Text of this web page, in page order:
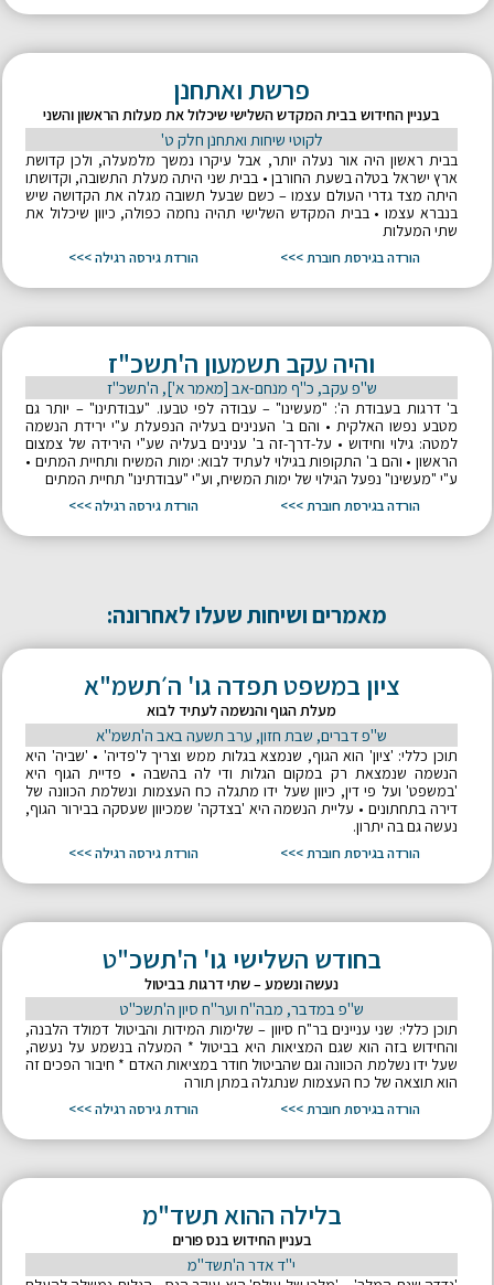
פרשת ואתחנן
בעניין החידוש בבית המקדש השלישי שיכלול את מעלות הראשון והשני
לקוטי שיחות ואתחנן חלק ט'
בבית ראשון היה אור נעלה יותר, אבל עיקרו נמשך מלמעלה, ולכן קדושת
ארץ ישראל בטלה בשעת החורבן • בבית שני היתה מעלת התשובה, וקדושתו
היתה מצד גדרי העולם עצמו – כשם שבעל תשובה מגלה את הקדושה שיש
בנברא עצמו • בבית המקדש השלישי תהיה נחמה כפולה, כיוון שיכלול את
שתי המעלות
הורדה בגירסת חוברת >>> הורדת גירסה רגילה >>>
והיה עקב תשמעון ה'תשכ"ז
ש"פ עקב, כ"ף מנחם-אב [מאמר א'], ה'תשכ"ז
ב' דרגות בעבודת ה': "מעשינו" – עבודה לפי טבעו. "עבודתינו" – יותר גם
מטבע נפשו האלקית • והם ב' הענינים בעליה הנפעלת ע"י ירידת הנשמה
למטה: גילוי וחידוש • על-דרך-זה ב' ענינים בעליה שע"י הירידה של צמצום
הראשון • והם ב' התקופות בגילוי לעתיד לבוא: ימות המשיח ותחיית המתים •
ע"י "מעשינו" נפעל הגילוי של ימות המשיח, וע"י "עבודתינו" תחיית המתים
הורדה בגירסת חוברת >>> הורדת גירסה רגילה >>>
מאמרים ושיחות שעלו לאחרונה:
ציון במשפט תפדה גו' ה׳תשמ"א
מעלת הגוף והנשמה לעתיד לבוא
ש"פ דברים, שבת חזון, ערב תשעה באב ה'תשמ"א
תוכן כללי: 'ציון' הוא הגוף, שנמצא בגלות ממש וצריך ל'פדיה' • 'שביה' היא
הנשמה שנמצאת רק במקום הגלות ודי לה בהשבה • פדיית הגוף היא
'במשפט' ועל פי דין, כיוון שעל ידו מתגלה כח העצמות ונשלמת הכוונה של
דירה בתחתונים • עליית הנשמה היא 'בצדקה' שמכיוון שעסקה בבירור הגוף,
נעשה גם בה יתרון.
הורדה בגירסת חוברת >>> הורדת גירסה רגילה >>>
בחודש השלישי גו' ה'תשכ"ט
נעשה ונשמע – שתי דרגות בביטול
ש"פ במדבר, מבה"ח וער"ח סיון ה'תשכ"ט
תוכן כללי: שני עניינים בר"ח סיוון – שלימות המידות והביטול דמולד הלבנה,
והחידוש בזה הוא שגם המציאות היא בביטול * המעלה בנשמע על נעשה,
שעל ידו נשלמת הכוונה וגם שהביטול חודר במציאות האדם * חיבור הפכים זה
הוא תוצאה של כח העצמות שנתגלה במתן תורה
הורדה בגירסת חוברת >>> הורדת גירסה רגילה >>>
בלילה ההוא תשד"מ
בעניין החידוש בנס פורים
י"ד אדר ה'תשד"מ